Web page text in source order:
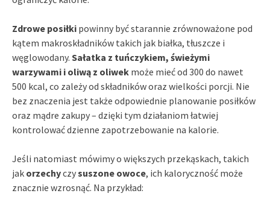
Zdrowe posiłki powinny być starannie zrównoważone pod
kątem makroskładników takich jak białka, tłuszcze i
węglowodany. Sałatka z tuńczykiem, świeżymi
warzywami i oliwą z oliwek może mieć od 300 do nawet
500 kcal, co zależy od składników oraz wielkości porcji. Nie
bez znaczenia jest także odpowiednie planowanie posiłków
oraz mądre zakupy – dzięki tym działaniom łatwiej
kontrolować dzienne zapotrzebowanie na kalorie.
Jeśli natomiast mówimy o większych przekąskach, takich
jak orzechyczysuszone owoce, ich kaloryczność może
znacznie wzrosnąć. Na przykład: